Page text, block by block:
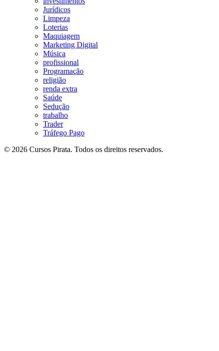
Jurídicos
Limpeza
Loterias
Maquiagem
Marketing Digital
Música
profissional
Programação
religião
renda extra
Saúde
Sedução
trabalho
Trader
Tráfego Pago
© 2026 Cursos Pirata. Todos os direitos reservados.